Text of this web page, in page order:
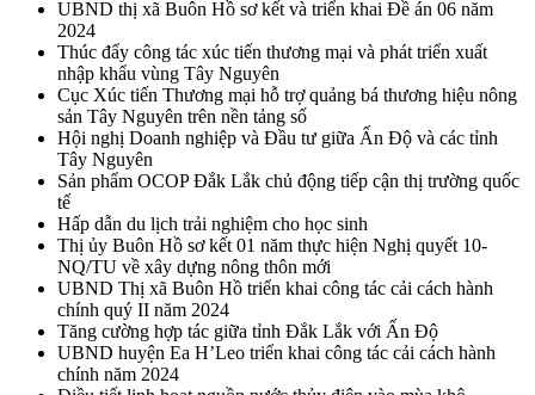
UBND thị xã Buôn Hồ sơ kết và triển khai Đề án 06 năm
2024
Thúc đẩy công tác xúc tiến thương mại và phát triển xuất
nhập khẩu vùng Tây Nguyên
Cục Xúc tiến Thương mại hỗ trợ quảng bá thương hiệu nông
sản Tây Nguyên trên nền tảng số
Hội nghị Doanh nghiệp và Đầu tư giữa Ấn Độ và các tỉnh
Tây Nguyên
Sản phẩm OCOP Đắk Lắk chủ động tiếp cận thị trường quốc
tế
Hấp dẫn du lịch trải nghiệm cho học sinh
Thị ủy Buôn Hồ sơ kết 01 năm thực hiện Nghị quyết 10-
NQ/TU về xây dựng nông thôn mới
UBND Thị xã Buôn Hồ triển khai công tác cải cách hành
chính quý II năm 2024
Tăng cường hợp tác giữa tỉnh Đắk Lắk với Ấn Độ
UBND huyện Ea H’Leo triển khai công tác cải cách hành
chính năm 2024